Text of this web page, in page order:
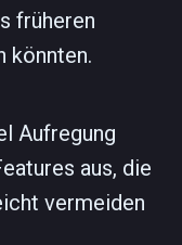
früheren
könnten.
Aufregung
aus, die
vermeiden